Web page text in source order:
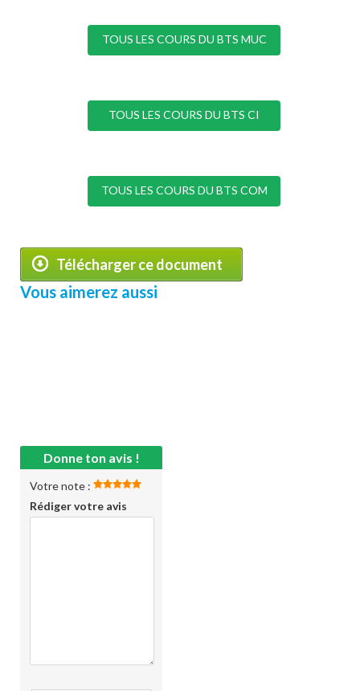
TOUS LES COURS DU BTS MUC
TOUS LES COURS DU BTS CI
TOUS LES COURS DU BTS COM
Télécharger ce document
Vous aimerez aussi
Donne ton avis !
Votre note :
Rédiger votre avis